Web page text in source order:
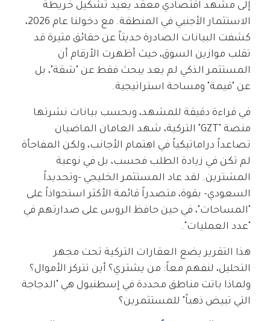
إلى مشهد اقتصادي معقد يعيد تشكيل خريطة
الاستثمار الأجنبي في المنطقة. مع دخولنا عام 2026،
كشفت البيانات الصادرة حديثاً عن حقائق مثيرة قد
تقلب موازين السوق، حيث أظهرت الأرقام أن
المستثمر الذكي لم يعد يبحث فقط عن "شقة"، بل
عن "قيمة" ومساحة استراتيجية.
في قراءة دقيقة للمشهد، وبحسب بيانات نشرتها
منصة "GZT" التركية، شهد العامان الماضيان
تصاعداً دراماتيكياً في اهتمام الأجانب، ولكن المفاجأة
لم تكن في زيادة الطلب فحسب، بل في نوعية
المشترين. لقد عاد المستثمر الخليجي -وتحديداً
السعودي- بقوة، متصدراً قائمة الأكثر استحواذاً على
"المساحات"، في حين حافظ الروس على صدارتهم في
"عدد العمليات".
هذا التقرير يضع العقارات التركية تحت مجهر
التحليل، لنفهم معاً: من يشتري؟ أين تتركز الأموال؟
ولماذا باتت مناطق محددة في إسطنبول هي "الدجاجة
التي تبيض ذهباً" للمستثمرين؟